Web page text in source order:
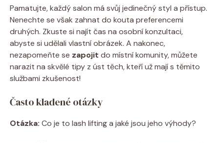
Pamatujte, každý salon má svůj jedinečný styl a přístup.
Nenechte se však zahnat do kouta preferencemi
druhých. Zkuste si najít čas na osobní konzultaci,
abyste si udělali vlastní obrázek. A nakonec,
nezapomeňte se zapojit do místní komunity, můžete
narazit na skvělé tipy z úst těch, kteří už mají s těmito
službami zkušenost!
Často kladené otázky
Otázka: Co je to lash lifting a jaké jsou jeho výhody?